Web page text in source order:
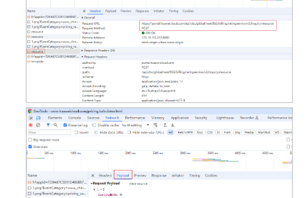
易
管
单
理
本